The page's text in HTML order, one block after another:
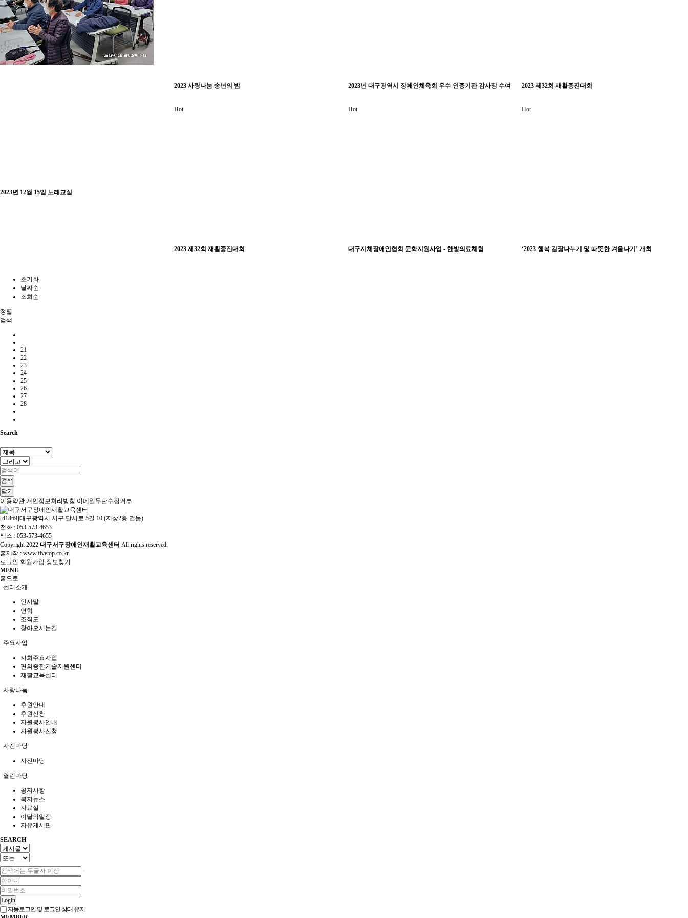
2023년 12월 15일 노래교실
2023 사랑나눔 송년의 밤 2023년 대구광역시 장애인체육회 우수 인증기관 감사장 수여 2023 제32회 재활증진대회
Hot
2023 제32회 재활증진대회
Hot
대구지체장애인협회 문화지원사업 - 한방의료체험
Hot
‘2023 행복 김장나누기 및 따뜻한 겨울나기’ 개최
초기화
날짜순
조회순
정렬
검색
21
22
23
24
25
26
27
28
Search
검색
닫기
이용약관 개인정보처리방침 이메일무단수집거부
[41869]대구광역시 서구 달서로 5길 10 (지상2층 건물)
전화 : 053-573-4653
팩스 : 053-573-4655
Copyright 2022 대구서구장애인재활교육센터 All rights reserved.
홈제작 : www.fivetop.co.kr
로그인 회원가입 정보찾기
MENU
홈으로
센터소개
인사말
연혁
조직도
찾아오시는길
주요사업
지회주요사업
편의증진기술지원센터
재활교육센터
사랑나눔
후원안내
후원신청
자원봉사안내
자원봉사신청
사진마당
사진마당
열린마당
공지사항
복지뉴스
자료실
이달의일정
자유게시판
SEARCH
Login
자동로그인 및 로그인 상태 유지